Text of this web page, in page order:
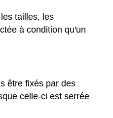
tailles, les
à condition qu'un
être fixés par des
celle-ci est serrée